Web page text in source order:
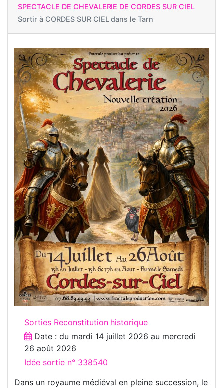
SPECTACLE DE CHEVALERIE DE CORDES SUR CIEL
Sortir à CORDES SUR CIEL dans le Tarn
Sorties Reconstitution historique
Date : du mardi 14 juillet 2026 au mercredi
26 août 2026
Idée sortie n° 338540
Dans un royaume médiéval en pleine succession, le